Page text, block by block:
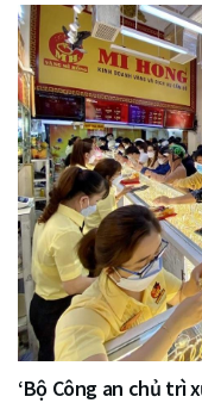
‘Bộ Công an chủ trì